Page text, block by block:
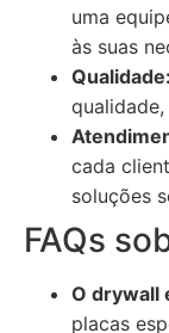
uma
às suas
Qualidade:
cada
soluções
FAQs
O drywall
placas